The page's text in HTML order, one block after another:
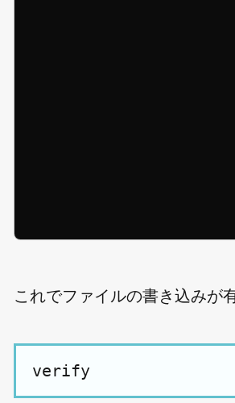
これでファイルの書き込みが
verify